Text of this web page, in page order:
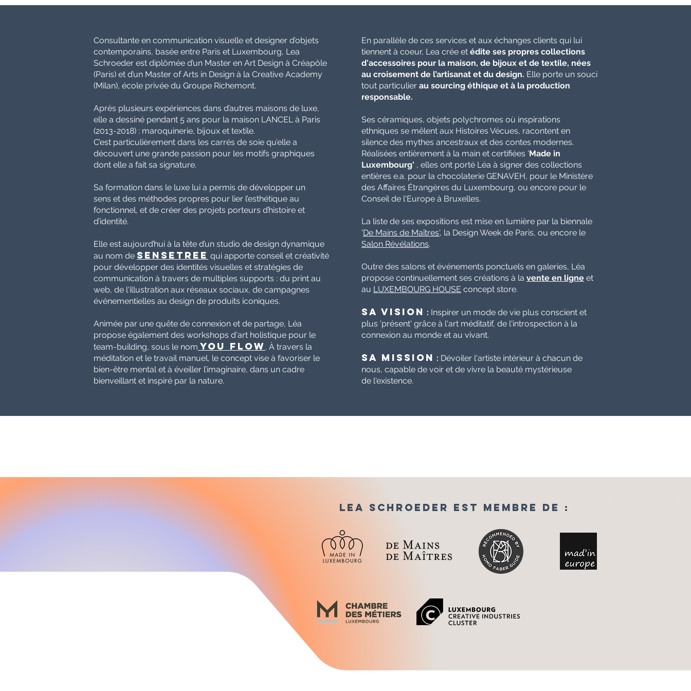
Consultante en communication visuelle et designer d’objets
contemporains, basée entre Paris et Luxembourg, ​Lea
Schroeder est diplômée d’un Master en Art Design à Créapôle
(Paris) et d’un Master of Arts in Design à la Creative Academy
(Milan), école privée du Groupe Richemont.
Après plusieurs expériences dans d’autres maisons de luxe,
elle a dessiné pendant 5 ans pour la maison LANCEL à Paris
(2013-2018) : maroquinerie, bijoux et textile.
C’est particulièrement dans les carrés de soie qu’elle a
découvert une grande passion pour les motifs graphiques
dont elle a fait sa signature.
Sa formation dans le luxe lui a permis de développer un
sens et des méthodes propres pour lier l’esthétique au
fonctionnel, et de créer des projets porteurs d’histoire et
d’identité.
Elle est aujourd’hui à la tête d’un studio de design dynamique
au nom de SENSETREE qui apporte conseil et créativité
pour développer des identités visuelles et stratégies de
communication à travers de multiples supports : du print au
web, de l'illustration aux réseaux sociaux, de campagnes
événementielles au design de produits iconiques.
Animée par une quête de connexion et de partage, Léa
propose également des workshops d'art holistique pour le
team-building, sous le nom YOU FLOW . À travers la
méditation et le travail manuel, le concept vise à favoriser le
bien-être mental et à éveiller l’imaginaire, dans un cadre
bienveillant et inspiré par la nature.
En parallèle de ces services et aux échanges clients qui lui
tiennent à coeur, Lea crée et édite ses propres collections
d'accessoires pour la maison, de bijoux et de textile, nées
au croisement de l’artisanat et du design. Elle porte un souci
tout particulier au sourcing éthique et à la production
responsable.
Ses céramiques, objets polychromes où inspirations
ethniques se mêlent aux Histoires Vécues, racontent en
silence des mythes ancestraux et des contes modernes.
Réalisées entièrement à la main et certifiées 'Made in
Luxembourg' , elles ont porté Léa à signer des collections
entières e.a. pour la chocolaterie GENAVEH, pour le Ministère
des Affaires Étrangères du Luxembourg, ou encore pour le
Conseil de l'Europe à Bruxelles.
La liste de ses expositions est mise en lumière par la biennale
'De Mains de Maîtres', la Design Week de Paris, ou encore le
Salon Révélations.
Outre des salons et événements ponctuels en galeries, Léa
propose continuellement ses créations à la vente en ligne et
au LUXEMBOURG HOUSE concept store.
Sa vision : Inspirer un mode de vie plus conscient et
plus 'présent' grâce à l'art méditatif, de l'introspection à la
connexion au monde et au vivant.
Sa mission : Dévoiler l'artiste intérieur à chacun de
nous, capable de voir et de vivre la beauté mystérieuse
de l'existence.
lea schroeder est Membre de :